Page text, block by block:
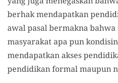
berhak mendapatkan
awal pasal bermakna bahwa
masyarakat apa pun
mendapatkan akses
pendidikan formal maupun